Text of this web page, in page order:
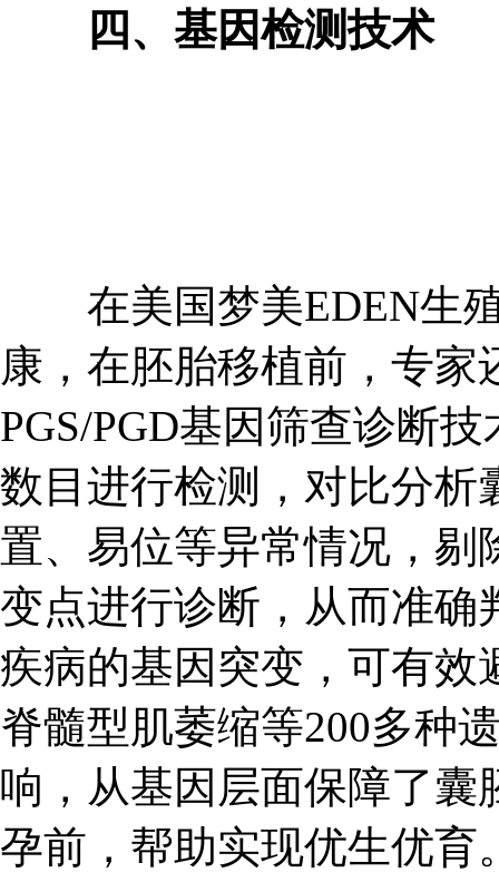
四、基因检测技术
在美国梦美EDEN生殖
康，在胚胎移植前，专
PGS/PGD基因筛查诊断
数目进行检测，对比分析
置、易位等异常情况，剔
变点进行诊断，从而准确
疾病的基因突变，可有效
脊髓型肌萎缩等200多种
响，从基因层面保障了囊
孕前，帮助实现优生优育